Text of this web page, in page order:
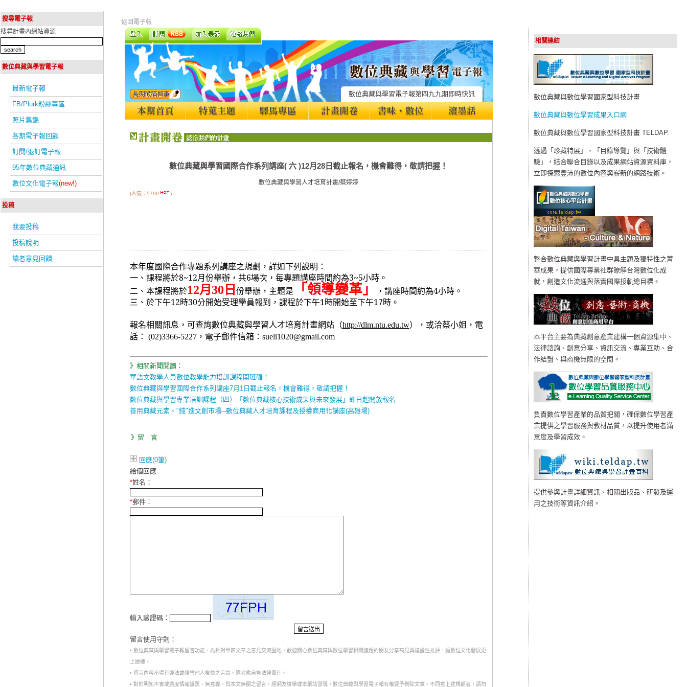
搜尋電子報
搜尋計畫內網站資源
數位典藏與學習電子報
最新電子報
FB/Plurk粉絲專區
照片集錦
各期電子報回顧
訂閱/退訂電子報
95年數位典藏通訊
數位文化電子報(new!)
投稿
我要投稿
投稿說明
讀者意見回饋
返回電子報
相關連結
數位典藏與數位學習國家型科技計畫
數位典藏與數位學習成果入口網
數位典藏與數位學習國家型科技計畫 TELDAP.
透過「珍藏特展」、「目錄導覽」與「技術體
驗」，結合聯合目錄以及成果網站資源資料庫，
立即探索豐沛的數位內容與嶄新的網路技術。
整合數位典藏與學習計畫中具主題及獨特性之菁
華成果，提供國際專業社群瞭解台灣數位化成
就，創造文化流通與落實國際接軌總目標。
本平台主要為典藏創意產業建構一個資源集中、
法律諮詢、創意分享、資訊交流、專業互助、合
作結盟、與商機無限的空間。
負責數位學習產業的品質把關，確保數位學習產
業提供之學習服務與教材品質，以提升使用者滿
意度及學習成效。
提供參與計畫詳細資訊、相關出版品、研發及運
用之技術等資訊介紹。
數位典藏與學習電子報第四九九期即時快訊
數位典藏與學習國際合作系列講座( 六 )12月28日截止報名，機會難得，敬請把握！
數位典藏與學習人才培育計畫/蔡婷婷
(人氣：5790 )
本年度國際合作專題系列講座之規劃，詳如下列說明：
一、課程將於8~12月份舉辦，共6場次，每專題講座時間約為3~5小時。
二、本課程將於12月30日份舉辦，主題是 「領導變革」 ，講座時間約為4小時。
三、於下午12時30分開始受理學員報到，課程於下午1時開始至下午17時。
報名相關訊息，可查詢數位典藏與學習人才培育計畫網站（http://dlm.ntu.edu.tw），或洽蔡小姐，電
話： (02)3366-5227，電子郵件信箱： sueli1020@gmail.com
》相關新聞閱讀：
華語文教學人員數位教學能力培訓課程開班囉！
數位典藏與學習國際合作系列講座7月1日截止報名，機會難得，敬請把握！
數位典藏與學習專業培訓課程（四）「數位典藏核心技術成果與未來發展」即日起開放報名
善用典藏元素、"錢"進文創市場─數位典藏人才培育課程及授權商用化講座(高雄場)
》留 言
回應(0筆)
給個回應
*姓名：
*郵件：
輸入驗證碼：
留言使用守則：
• 數位典藏與學習電子報留言功能，為針對單篇文章之意見交流園地，歡迎關心數位典藏與數位學習相關議題的朋友分享高見與建設性批評，讓數位文化發展更
上層樓。
• 留言內容不得有違法或侵害他人權益之言論，違者應自負法律責任。
• 對於明知不實或過度情緒謾罵、無意義、與本文無關之留言，經網友檢舉或本網站發現，數位典藏與學習電子報有權逕予刪除文章。不同意上述規範者，請勿